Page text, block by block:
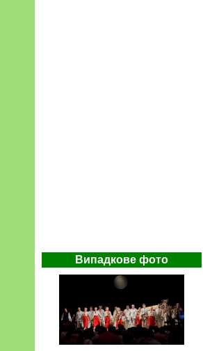
Випадкове фото